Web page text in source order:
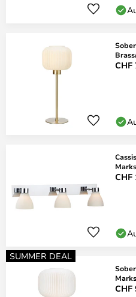
CHF
CHF
SUMMER DEAL
CHF